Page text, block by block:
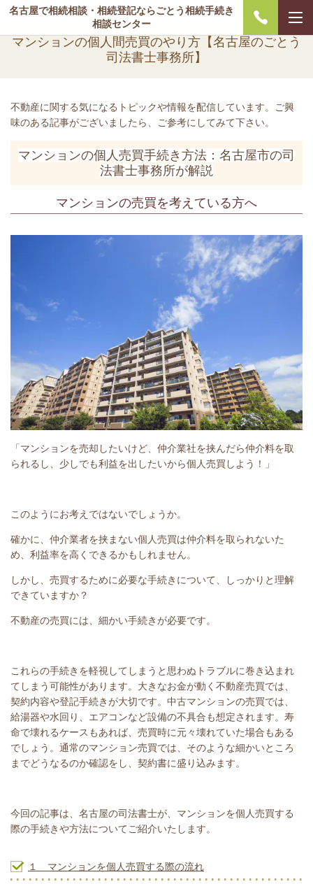
名古屋で相続相談・相続登記ならごとう相続手続き
相談センター
マンションの個人間売買のやり方【名古屋のごとう
司法書士事務所】
不動産に関する気になるトピックや情報を配信しています。ご興
味のある記事がございましたら、ご参考にしてみて下さい。
マンションの個人売買手続き方法：名古屋市の司
法書士事務所が解説
マンションの売買を考えている方へ
「マンションを売却したいけど、仲介業社を挟んだら仲介料を取
られるし、少しでも利益を出したいから個人売買しよう！」
このようにお考えではないでしょうか。
確かに、仲介業者を挟まない個人売買は仲介料を取られないた
め、利益率を高くできるかもしれません。
しかし、売買するために必要な手続きについて、しっかりと理解
できていますか？
不動産の売買には、細かい手続きが必要です。
これらの手続きを軽視してしまうと思わぬトラブルに巻き込まれ
てしまう可能性があります。大きなお金が動く不動産売買では、
契約内容や登記手続きが大切です。中古マンションの売買では、
給湯器や水回り、エアコンなど設備の不具合も想定されます。寿
命で壊れるケースもあれば、売買時に元々壊れていた場合もある
でしょう。通常のマンション売買では、そのような細かいところ
までどうなるのか確認をし、契約書に盛り込みます。
今回の記事は、名古屋の司法書士が、マンションを個人売買する
際の手続きや方法についてご紹介いたします。
１ マンションを個人売買する際の流れ